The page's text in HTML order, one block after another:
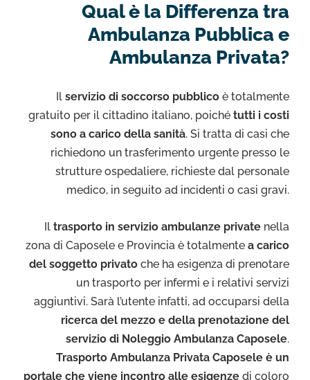
Qual è la Differenza tra
Ambulanza Pubblica e
Ambulanza Privata?
Il servizio di soccorso pubblico è totalmente
gratuito per il cittadino italiano, poiché tutti i costi
sono a carico della sanità. Si tratta di casi che
richiedono un trasferimento urgente presso le
strutture ospedaliere, richieste dal personale
medico, in seguito ad incidenti o casi gravi.
Il trasporto in servizio ambulanze private nella
zona di Caposele e Provincia è totalmente a carico
del soggetto privato che ha esigenza di prenotare
un trasporto per infermi e i relativi servizi
aggiuntivi. Sarà l’utente infatti, ad occuparsi della
ricerca del mezzo e della prenotazione del
servizio di Noleggio Ambulanza Caposele.
Trasporto Ambulanza Privata Caposele è un
portale che viene incontro alle esigenze di coloro